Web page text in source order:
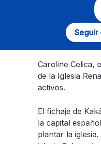
Seguir
Caroline Celica,
de la Iglesia
activos.
El fichaje de
la capital
plantar la